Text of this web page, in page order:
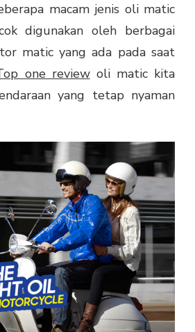
macam jenis oli matic
digunakan oleh berbagai
matic yang ada pada saat
one reviewoli matic kita
yang tetap nyaman